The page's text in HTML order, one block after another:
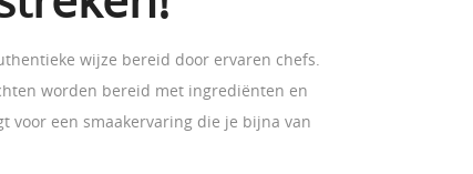
wijze bereid door ervaren chefs.
worden bereid met ingrediënten en
voor een smaakervaring die je bijna van